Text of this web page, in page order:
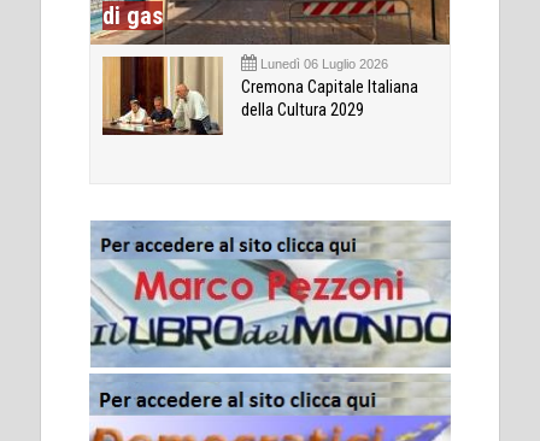
di gas
Lunedì 06 Luglio 2026
Cremona Capitale Italiana
della Cultura 2029